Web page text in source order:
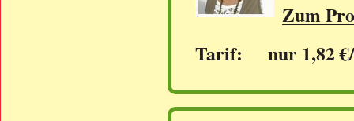
Zum
Tarif: nur 1,82